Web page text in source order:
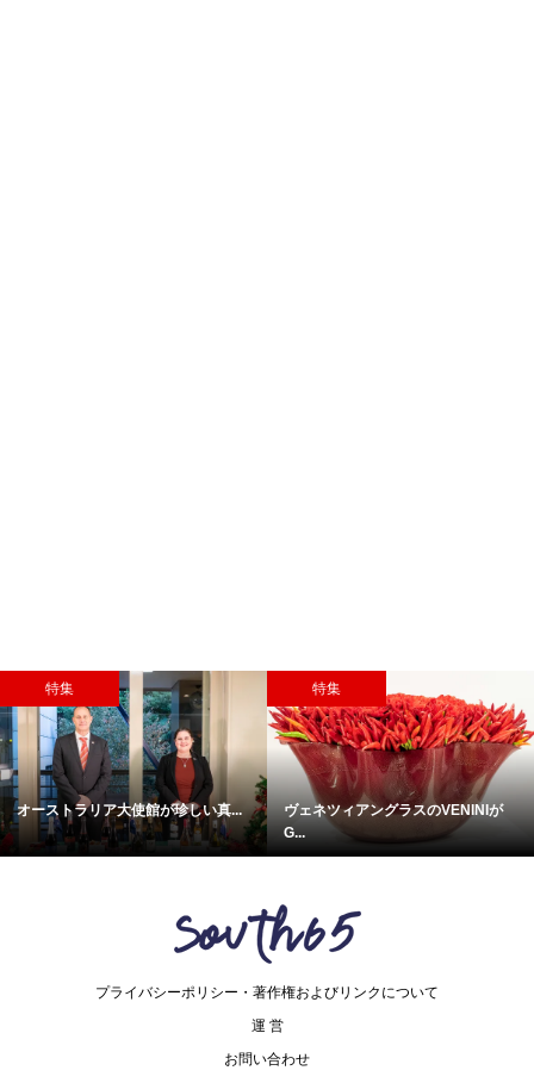
しい真...
特集
ヴェネツィアングラスのVENINIが
G...
〈動画追加〉＜内覧会リ
プライバシーポリシー・著作権およびリンクについて
運 営
お問い合わせ